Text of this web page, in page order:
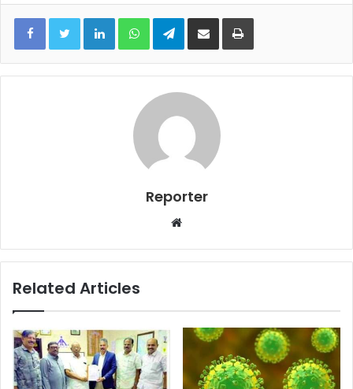
LinkedInWhatsAppTelegramShare via Email Print
Reporter
Website
Related Articles